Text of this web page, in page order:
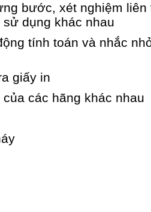
bước, xét nghiệm
dụng khác nhau
tính toán và nhắc
giấy in
các hãng khác nhau